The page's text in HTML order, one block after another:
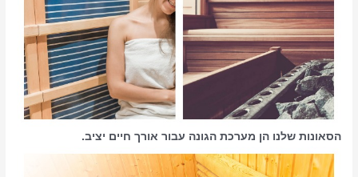
הסאונות שלנו הן מערכת הגונה עבור אורך חיים יציב.